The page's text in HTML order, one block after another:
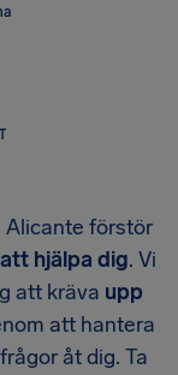
Alicante förstör
hjälpa dig. Vi
att kräva upp
att hantera
åt dig. Ta